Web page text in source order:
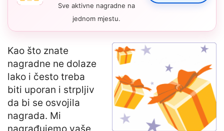
Sve aktivne nagradne na
jednom mjestu.
Kao što znate
nagradne ne dolaze
lako i često treba
biti uporan i strpljiv
da bi se osvojila
nagrada. Mi